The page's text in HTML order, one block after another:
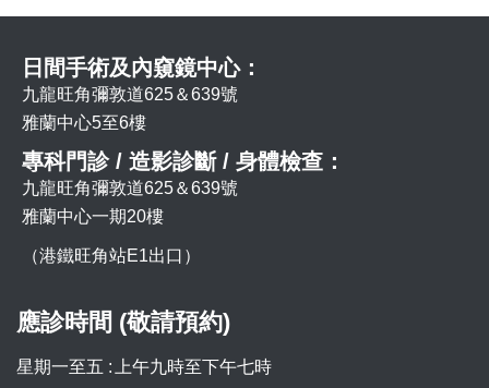
日間手術及內窺鏡中心：
九龍旺角彌敦道625＆639號
雅蘭中心5至6樓
專科門診 / 造影診斷 / 身體檢查：
九龍旺角彌敦道625＆639號
雅蘭中心一期20樓
（港鐵旺角站E1出口）
應診時間 (敬請預約)
星期一至五 : 上午九時至下午七時